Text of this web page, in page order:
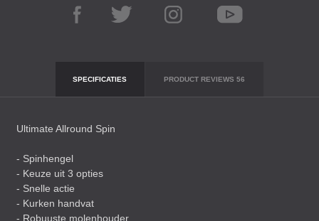
SPECIFICATIES PRODUCT REVIEWS 56
Ultimate Allround Spin
- Spinhengel
- Keuze uit 3 opties
- Snelle actie
- Kurken handvat
- Robuuste molenhouder